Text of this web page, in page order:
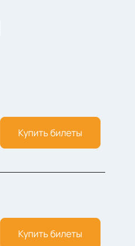
Купить билеты
Купить билеты